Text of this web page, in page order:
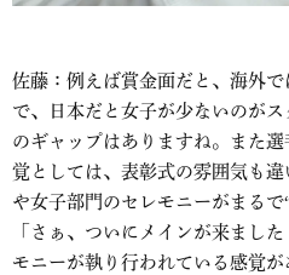
佐藤：例えば賞金面だと、海外
で、日本だと女子が少ないのが
のギャップはありますね。また
覚としては、表彰式の雰囲気も
や女子部門のセレモニーがまるで
「さぁ、ついにメインが来まし
モニーが執り行われている感覚